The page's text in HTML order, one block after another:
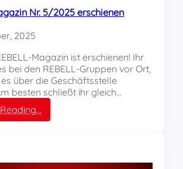
E
L
-
M
a
a
Nr. 5/2025 erschienen
2025
Magazin ist erschienen! Ihr
bei den REBELL-Gruppen vor Ort,
über die Geschäftsstelle
besten schließt ihr gleich…
R